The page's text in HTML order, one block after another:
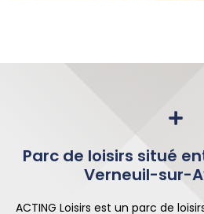
Parc de loisirs situé
Verneuil-sur-
ACTING Loisirs est un parc de